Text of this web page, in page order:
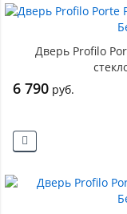
Дверь Profilo
6 790 руб.